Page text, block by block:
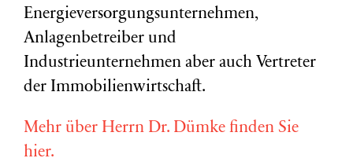
Energieversorgungsunternehmen,
Anlagenbetreiber und
Industrieunternehmen aber auch Vertreter
der Immobilienwirtschaft.
Mehr über Herrn Dr. Dümke finden Sie
hier.